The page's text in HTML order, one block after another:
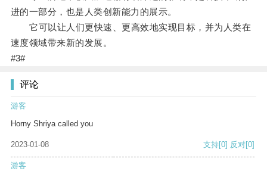
进的一部分，也是人类创新能力的展示。
它可以让人们更快速、更高效地实现目标，并为人类在
速度领域带来新的发展。
#3#
评论
游客
Horny Shriya called you
2023-01-08 支持[0] 反对[0]
游客